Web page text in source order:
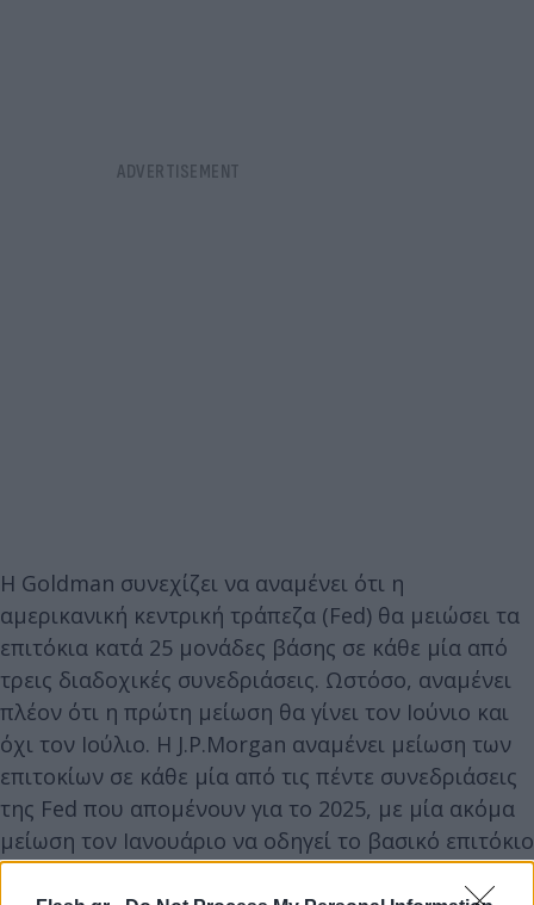
Η Goldman συνεχίζει να αναμένει ότι η
αμερικανική κεντρική τράπεζα (Fed) θα μειώσει τα
επιτόκια κατά 25 μονάδες βάσης σε κάθε μία από
τρεις διαδοχικές συνεδριάσεις. Ωστόσο, αναμένει
πλέον ότι η πρώτη μείωση θα γίνει τον Ιούνιο και
όχι τον Ιούλιο. Η J.P.Morgan αναμένει μείωση των
επιτοκίων σε κάθε μία από τις πέντε συνεδριάσεις
της Fed που απομένουν για το 2025, με μία ακόμα
μείωση τον Ιανουάριο να οδηγεί το βασικό επιτόκιο
στο 3%.